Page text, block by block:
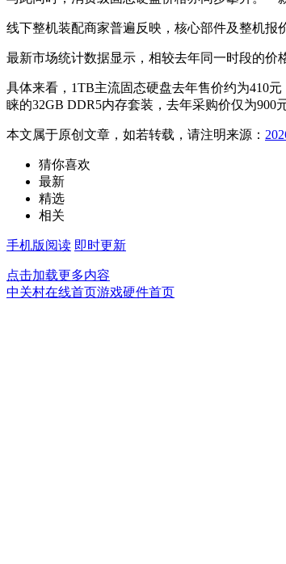
线下整机装配商家普遍反映，核心部件及整机报
最新市场统计数据显示，相较去年同一时段的价
具体来看，1TB主流固态硬盘去年售价约为410
睐的32GB DDR5内存套装，去年采购价仅为900
本文属于原创文章，如若转载，请注明来源：
猜你喜欢
最新
精选
相关
手机版阅读 即时更新
点击加载更多内容
中关村在线首页游戏硬件首页